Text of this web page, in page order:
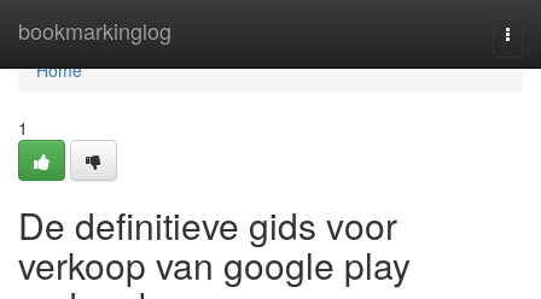
bookmarkinglog
Home
Home
1
De definitieve gids voor
verkoop van google play